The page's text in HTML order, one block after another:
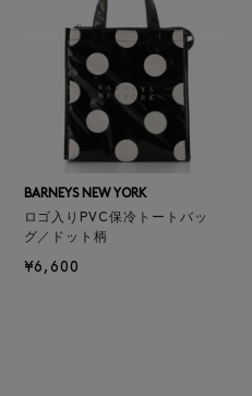
BARNEYS NEW YORK
ロゴ入りPVC保冷トートバッ
グ／ドット柄
¥6,600